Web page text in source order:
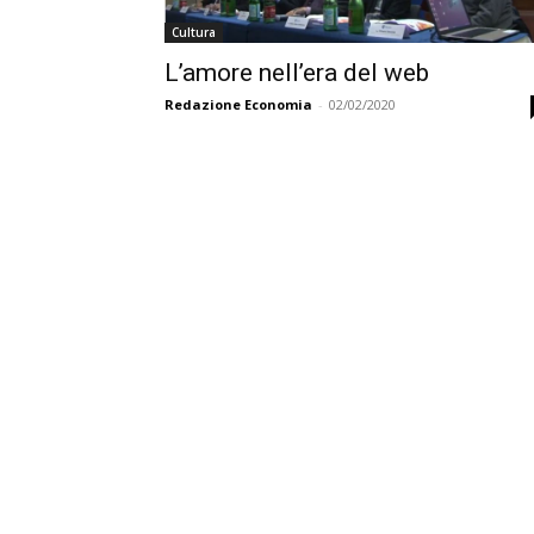
Cultura
L’amore nell’era del web
Redazione Economia - 02/02/2020